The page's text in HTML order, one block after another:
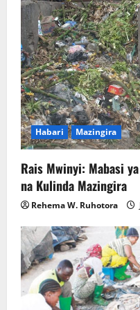
Habari Mazingira
Rais Mwinyi: Mabasi
na Kulinda Mazingira
Rehema W. Ruhotora